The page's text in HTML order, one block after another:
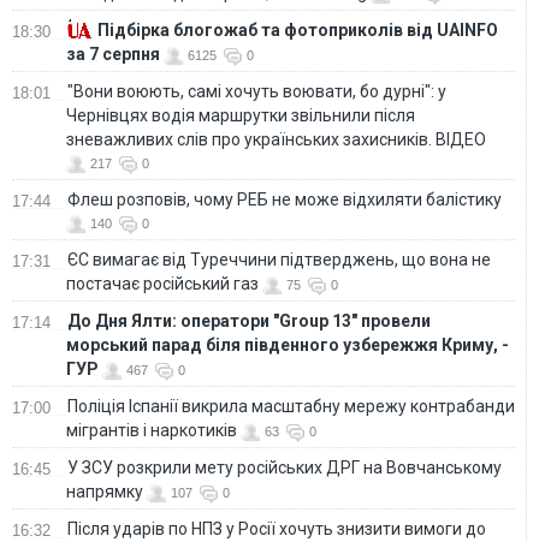
18:30
Підбірка блогожаб та фотоприколів від UAINFO
за 7 серпня
6125 0
18:01
"Вони воюють, самі хочуть воювати, бо дурні": у
Чернівцях водія маршрутки звільнили після
зневажливих слів про українських захисників. ВІДЕО
217 0
17:44 Флеш розповів, чому РЕБ не може відхиляти балістику
140 0
17:31
ЄС вимагає від Туреччини підтверджень, що вона не
постачає російський газ
75 0
17:14
До Дня Ялти: оператори "Group 13" провели
морський парад біля південного узбережжя Криму, -
ГУР
467 0
17:00
Поліція Іспанії викрила масштабну мережу контрабанди
мігрантів і наркотиків
63 0
16:45
У ЗСУ розкрили мету російських ДРГ на Вовчанському
напрямку
107 0
16:32
Після ударів по НПЗ у Росії хочуть знизити вимоги до